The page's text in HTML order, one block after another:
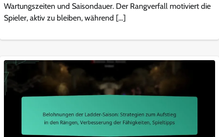
Wartungszeiten und Saisondauer. Der Rangverfall motiviert die
Spieler, aktiv zu bleiben, während […]